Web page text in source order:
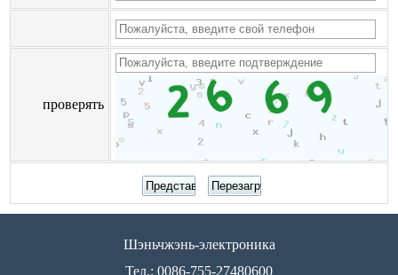
проверять
Шэньчжэнь-электроника
Тел.: 0086-755-27480600